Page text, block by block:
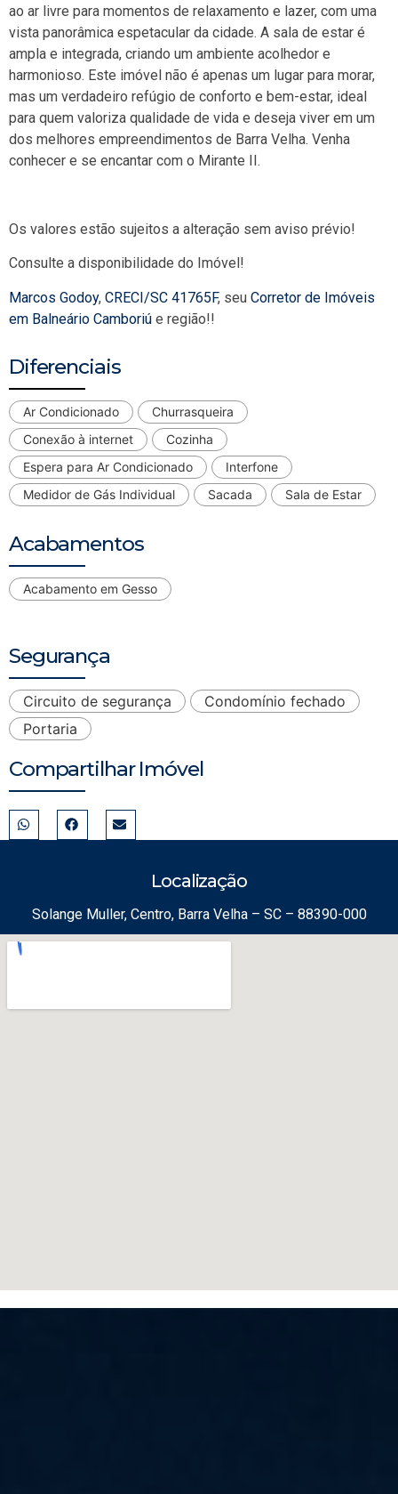
ao ar livre para momentos de relaxamento e lazer, com uma
vista panorâmica espetacular da cidade. A sala de estar é
ampla e integrada, criando um ambiente acolhedor e
harmonioso. Este imóvel não é apenas um lugar para morar,
mas um verdadeiro refúgio de conforto e bem-estar, ideal
para quem valoriza qualidade de vida e deseja viver em um
dos melhores empreendimentos de Barra Velha. Venha
conhecer e se encantar com o Mirante II.
Os valores estão sujeitos a alteração sem aviso prévio!
Consulte a disponibilidade do Imóvel!
Marcos Godoy, CRECI/SC 41765F, seu Corretor de Imóveis
em Balneário Camboriú e região!!
Diferenciais
Ar Condicionado
Churrasqueira
Conexão à internet
Cozinha
Espera para Ar Condicionado
Interfone
Medidor de Gás Individual
Sacada Sala de Estar
Acabamentos
Acabamento em Gesso
Segurança
Circuito de segurança
Condomínio fechado
Portaria
Compartilhar Imóvel
Localização
Solange Muller, Centro, Barra Velha – SC – 88390-000